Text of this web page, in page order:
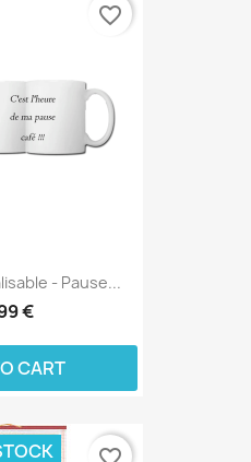
- Pause...
€
CART
favorite_border